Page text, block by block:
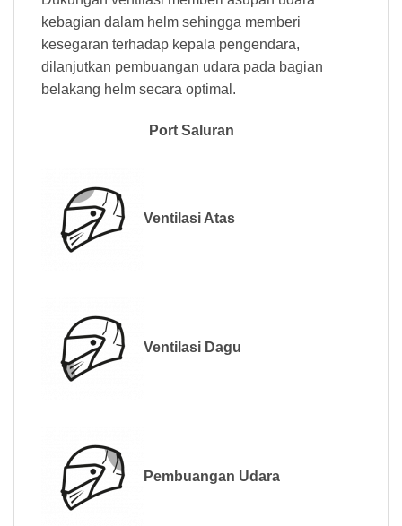
kebagian dalam helm sehingga memberi
kesegaran terhadap kepala pengendara,
dilanjutkan pembuangan udara pada bagian
belakang helm secara optimal.
Port Saluran
Ventilasi Atas
Ventilasi Dagu
Pembuangan Udara